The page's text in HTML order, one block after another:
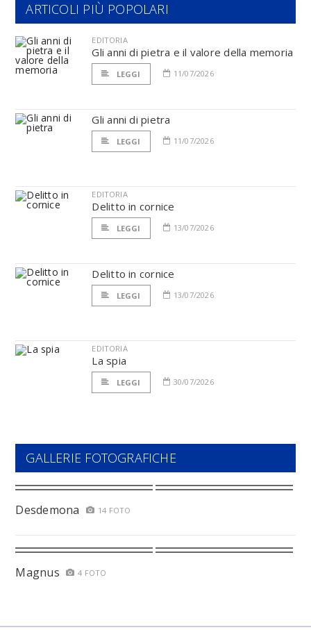
ARTICOLI PIÙ POPOLARI
EDITORIA
Gli anni di pietra e il valore della memoria
LEGGI 11/07/2026
Gli anni di pietra
LEGGI 11/07/2026
EDITORIA
Delitto in cornice
LEGGI 13/07/2026
Delitto in cornice
LEGGI 13/07/2026
EDITORIA
La spia
LEGGI 30/07/2026
GALLERIE FOTOGRAFICHE
Desdemona 14 FOTO
Magnus 4 FOTO